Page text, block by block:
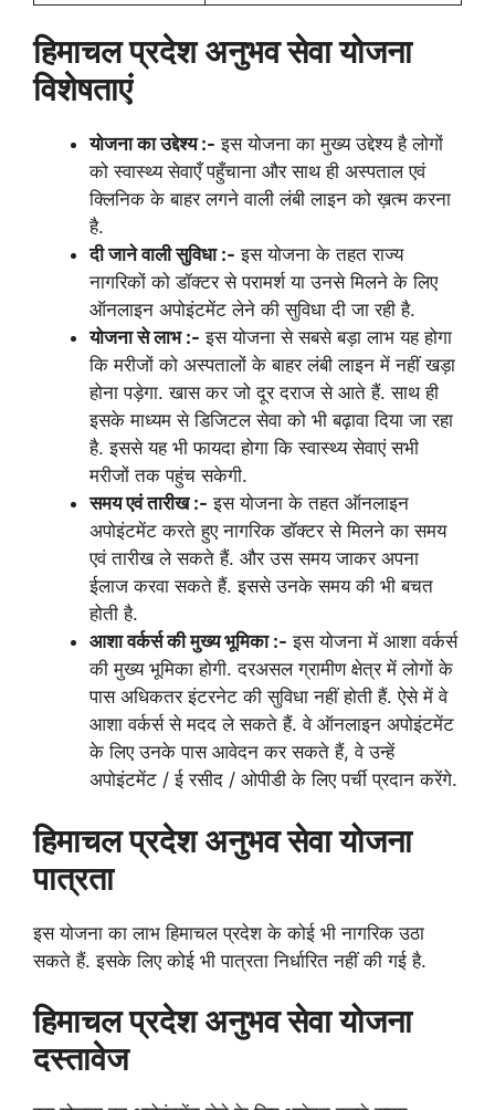
हिमाचल प्रदेश अनुभव सेवा योजना
विशेषताएं
योजना का उद्देश्य :- इस योजना का मुख्य उद्देश्य है लोगों
को स्वास्थ्य सेवाएँ पहुँचाना और साथ ही अस्पताल एवं
क्लिनिक के बाहर लगने वाली लंबी लाइन को ख़त्म करना
है.
दी जाने वाली सुविधा :- इस योजना के तहत राज्य
नागरिकों को डॉक्टर से परामर्श या उनसे मिलने के लिए
ऑनलाइन अपोइंटमेंट लेने की सुविधा दी जा रही है.
योजना से लाभ :- इस योजना से सबसे बड़ा लाभ यह होगा
कि मरीजों को अस्पतालों के बाहर लंबी लाइन में नहीं खड़ा
होना पड़ेगा. खास कर जो दूर दराज से आते हैं. साथ ही
इसके माध्यम से डिजिटल सेवा को भी बढ़ावा दिया जा रहा
है. इससे यह भी फायदा होगा कि स्वास्थ्य सेवाएं सभी
मरीजों तक पहुंच सकेगी.
समय एवं तारीख :- इस योजना के तहत ऑनलाइन
अपोइंटमेंट करते हुए नागरिक डॉक्टर से मिलने का समय
एवं तारीख ले सकते हैं. और उस समय जाकर अपना
ईलाज करवा सकते हैं. इससे उनके समय की भी बचत
होती है.
आशा वर्कर्स की मुख्य भूमिका :- इस योजना में आशा वर्कर्स
की मुख्य भूमिका होगी. दरअसल ग्रामीण क्षेत्र में लोगों के
पास अधिकतर इंटरनेट की सुविधा नहीं होती हैं. ऐसे में वे
आशा वर्कर्स से मदद ले सकते हैं. वे ऑनलाइन अपोइंटमेंट
के लिए उनके पास आवेदन कर सकते हैं, वे उन्हें
अपोइंटमेंट / ई रसीद / ओपीडी के लिए पर्ची प्रदान करेंगे.
हिमाचल प्रदेश अनुभव सेवा योजना
पात्रता
इस योजना का लाभ हिमाचल प्रदेश के कोई भी नागरिक उठा
सकते हैं. इसके लिए कोई भी पात्रता निर्धारित नहीं की गई है.
हिमाचल प्रदेश अनुभव सेवा योजना
दस्तावेज